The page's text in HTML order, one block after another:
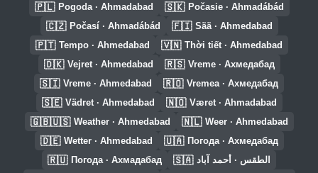
🇵🇱 Pogoda · Ahmadabad 🇸🇰 Počasie · Ahmadábád
🇨🇿 Počasí · Ahmadábád 🇫🇮 Sää · Ahmedabad
🇵🇹 Tempo · Ahmedabad 🇻🇳 Thời tiết · Ahmedabad
🇩🇰 Vejret · Ahmedabad 🇷🇸 Vreme · Ахмедабад
🇸🇮 Vreme · Ahmedabad 🇷🇴 Vremea · Ахмедабад
🇸🇪 Vädret · Ahmedabad 🇳🇴 Været · Ahmadabad
🇬🇧🇺🇸 Weather · Ahmedabad 🇳🇱 Weer · Ahmedabad
🇩🇪 Wetter · Ahmedabad 🇺🇦 Погода · Ахмедабад
🇷🇺 Погода · Ахмадабад 🇸🇦 الطقس · أحمد آباد